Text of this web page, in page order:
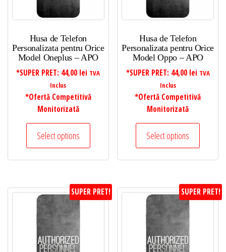
Husa de Telefon
Personalizata pentru Orice
Model Oneplus – APO
*SUPER PRET: 44,00 lei TVA
Inclus
*Ofertă Competitivă
Monitorizată
Select options
Husa de Telefon
Personalizata pentru Orice
Model Oppo – APO
*SUPER PRET: 44,00 lei TVA
Inclus
*Ofertă Competitivă
Monitorizată
Select options
SUPER PRET! SUPER PRET!